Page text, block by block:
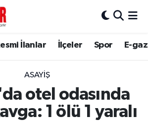
İlanlar İlçeler Spor E-
ASAYIŞ
otel odasında
1 ölü 1 yaralı
Vakitleri